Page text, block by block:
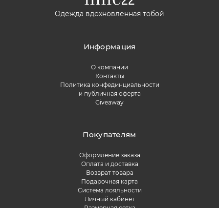
Одежда вдохновленная тобой
Информация
О компании
Контакты
Политика конфединциальности
и публичная оферта
Giveaway
Покупателям
Оформление заказа
Оплата и доставка
Возврат товара
Подарочная карта
Система лояльности
Личный кабинет